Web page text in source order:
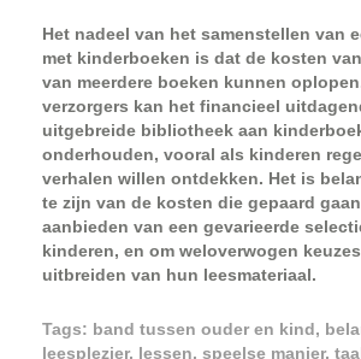
Het nadeel van het samenstellen van
met kinderboeken is dat de kosten
van meerdere boeken kunnen
verzorgers kan het financieel
uitgebreide bibliotheek aan
onderhouden, vooral als kinderen
verhalen willen ontdekken. Het is
te zijn van de kosten die gepaard
aanbieden van een gevarieerde
kinderen, en om weloverwogen
uitbreiden van hun leesmateriaal.
Tags: band tussen ouder en kind,
leesplezier, lessen, speelse manier,